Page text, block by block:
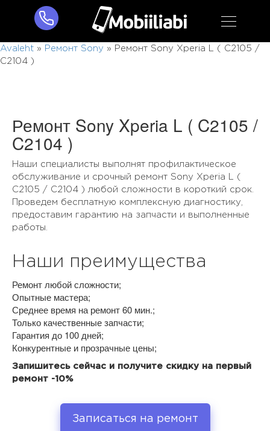
Avaleht » Ремонт Sony »
Ремонт Sony Xperia L ( C2105 /
C2104 )
Ремонт Sony Xperia L ( C2105 /
C2104 )
Наши специалисты выполнят профилактическое
обслуживание и срочный ремонт Sony Xperia L (
C2105 / C2104 ) любой сложности в короткий срок.
Проведем бесплатную комплексную диагностику,
предоставим гарантию на запчасти и выполненные
работы.
Наши преимущества
Ремонт любой сложности;
Опытные мастера;
Среднее время на ремонт 60 мин.;
Только качественные запчасти;
Гарантия до 100 дней;
Конкурентные и прозрачные цены;
Запишитесь сейчас и получите скидку на первый
ремонт -10%
Записаться на ремонт